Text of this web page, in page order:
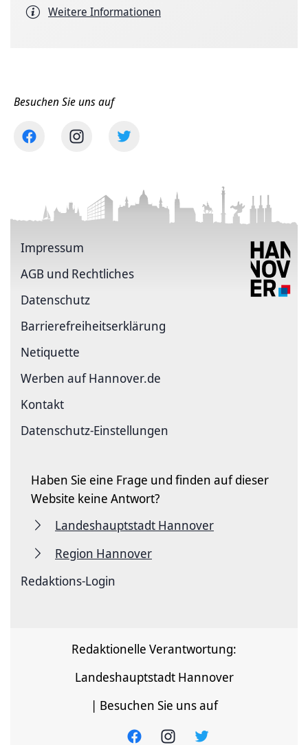
Weitere Informationen
Besuchen Sie uns auf
Impressum
AGB und Rechtliches
Datenschutz
Barriere­freiheits­erklärung
Netiquette
Werben auf Hannover.de
Kontakt
Datenschutz-Einstellungen
Haben Sie eine Frage und finden auf dieser
Website keine Antwort?
Landeshauptstadt Hannover
Region Hannover
Redaktions-Login
Redaktionelle Verantwortung:
Landeshauptstadt Hannover
| Besuchen Sie uns auf